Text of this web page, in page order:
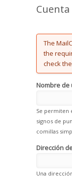
Error
The
the
check
Nombre de
Se permiten
signos de
comillas
Dirección
Una